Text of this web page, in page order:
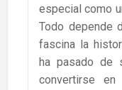
especial como
Todo depende
fascina la
ha pasado de
convertirse